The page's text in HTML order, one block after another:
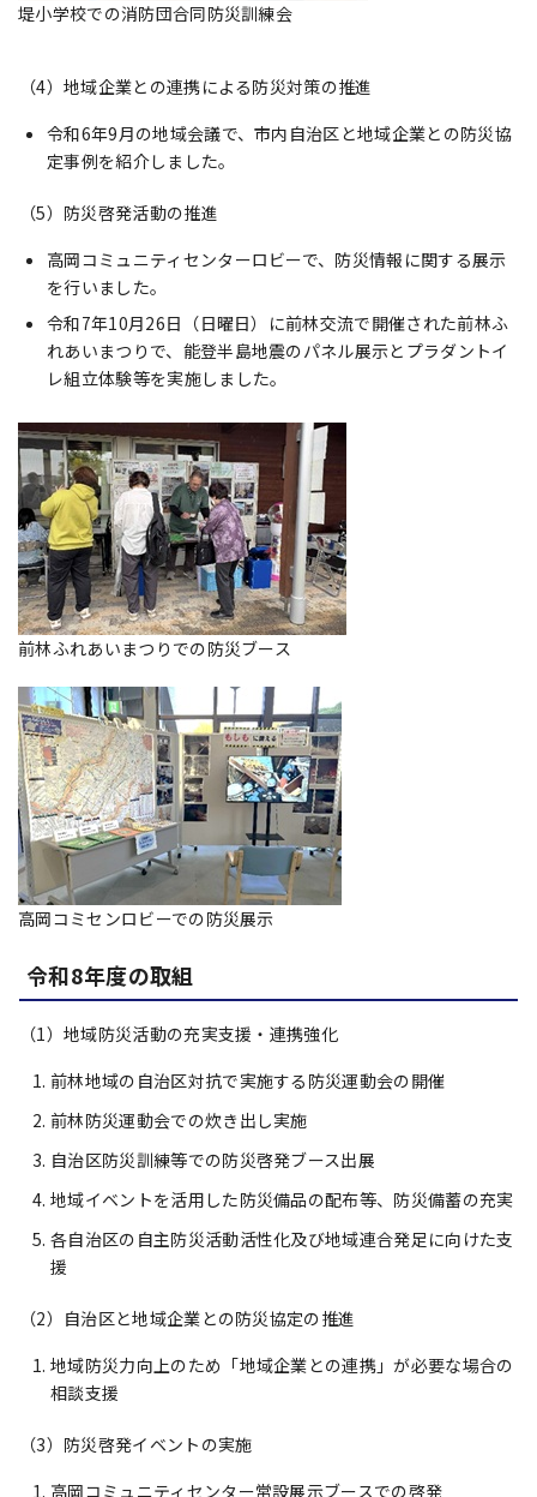
堤小学校での消防団合同防災訓練会
（4）地域企業との連携による防災対策の推進
令和6年9月の地域会議で、市内自治区と地域企業との防災協
定事例を紹介しました。
（5）防災啓発活動の推進
高岡コミュニティセンターロビーで、防災情報に関する展示
を行いました。
令和7年10月26日（日曜日）に前林交流で開催された前林ふ
れあいまつりで、能登半島地震のパネル展示とプラダントイ
レ組立体験等を実施しました。
前林ふれあいまつりでの防災ブース
高岡コミセンロビーでの防災展示
令和8年度の取組
（1）地域防災活動の充実支援・連携強化
前林地域の自治区対抗で実施する防災運動会の開催
前林防災運動会での炊き出し実施
自治区防災訓練等での防災啓発ブース出展
地域イベントを活用した防災備品の配布等、防災備蓄の充実
各自治区の自主防災活動活性化及び地域連合発足に向けた支
援
（2）自治区と地域企業との防災協定の推進
地域防災力向上のため「地域企業との連携」が必要な場合の
相談支援
（3）防災啓発イベントの実施
高岡コミュニティセンター常設展示ブースでの啓発